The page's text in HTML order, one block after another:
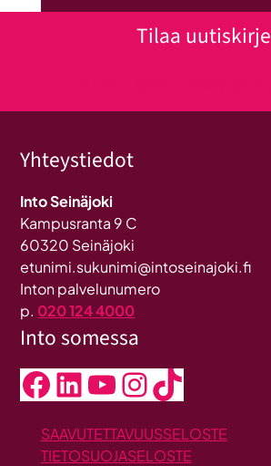
Tilaa uutiskirje
Yhteystiedot
Into Seinäjoki
Kampusranta 9 C
60320 Seinäjoki
etunimi.sukunimi@intoseinajoki.fi
Inton palvelunumero
p. 020 124 4000
Into somessa
Facebook LinkedIn YouTube InstagramTikTok
SAAVUTETTAVUUSSELOSTE
TIETOSUOJASELOSTE